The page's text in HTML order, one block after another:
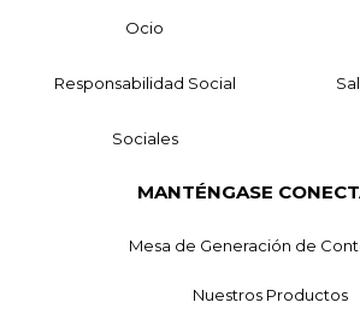
Ocio
Responsabilidad Social
Sociales
MANTÉNGASE
Mesa de Generación de
Nuestros Productos